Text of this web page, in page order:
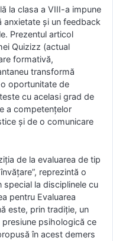
la clasa a VIII-a impune
anxietate și un feedback
Prezentul articol
Quizizz (actual
formativă,
transformă
oportunitate de
cu acelasi grad de
a competențelor
și de o comunicare
de la evaluarea de tip
reprezintă o
la disciplinele cu
pentru Evaluarea
este, prin tradiție, un
psihologică ce
în acest demers